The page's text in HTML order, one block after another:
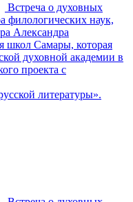
Встреча о духовных
филологических наук,
Александра
школ Самары, которая
духовной академии в
проекта с
литературы».